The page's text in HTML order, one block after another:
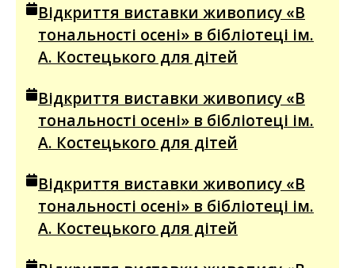
Відкриття виставки живопису «В
тональності осені» в бібліотеці ім.
А. Костецького для дітей
Відкриття виставки живопису «В
тональності осені» в бібліотеці ім.
А. Костецького для дітей
Відкриття виставки живопису «В
тональності осені» в бібліотеці ім.
А. Костецького для дітей